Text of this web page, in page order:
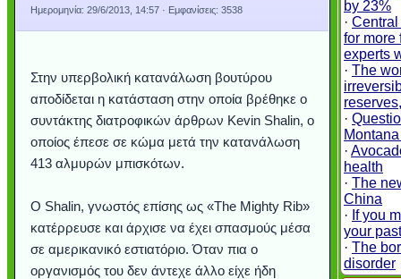
Ημερομηνία: 29/6/2013, 14:57 · Εμφανίσεις: 3538
Στην υπερβολική κατανάλωση βουτύρου
αποδίδεται η κατάσταση στην οποία βρέθηκε ο
συντάκτης διατροφικών άρθρων Kevin Shalin, ο
οποίος έπεσε σε κώμα μετά την κατανάλωση
413 αλμυρών μπισκότων.
Ο Shalin, γνωστός επίσης ως «The Mighty Rib»
κατέρρευσε και άρχισε να έχει σπασμούς μέσα
σε αμερικανικό εστιατόριο. Όταν πια ο
οργανισμός του δεν άντεχε άλλο είχε ήδη
by 23%
· Central
for more
experts
· The
·
·
health
· The
China
· If you
your
· The
disorder